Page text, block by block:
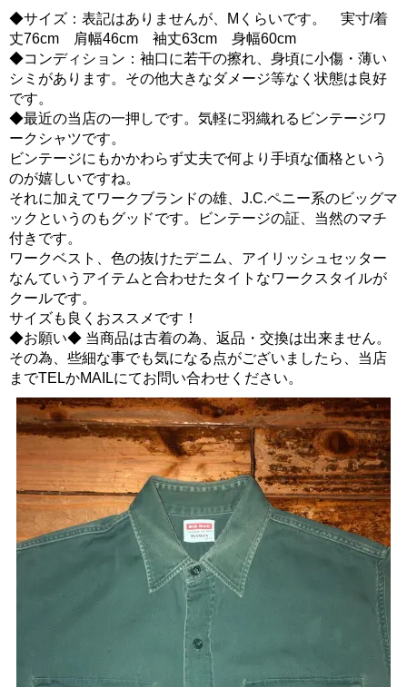
◆サイズ：表記はありませんが、Mくらいです。 実寸/着
丈76cm 肩幅46cm 袖丈63cm 身幅60cm
◆コンディション：袖口に若干の擦れ、身頃に小傷・薄い
シミがあります。その他大きなダメージ等なく状態は良好
です。
◆最近の当店の一押しです。気軽に羽織れるビンテージワ
ークシャツです。
ビンテージにもかかわらず丈夫で何より手頃な価格という
のが嬉しいですね。
それに加えてワークブランドの雄、J.C.ペニー系のビッグマ
ックというのもグッドです。ビンテージの証、当然のマチ
付きです。
ワークベスト、色の抜けたデニム、アイリッシュセッター
なんていうアイテムと合わせたタイトなワークスタイルが
クールです。
サイズも良くおススメです！
◆お願い◆ 当商品は古着の為、返品・交換は出来ません。
その為、些細な事でも気になる点がございましたら、当店
までTELかMAILにてお問い合わせください。